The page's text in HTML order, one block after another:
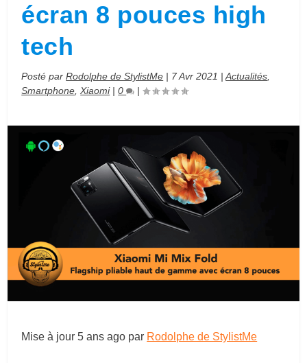
écran 8 pouces high
tech
Posté parRodolphe de StylistMe | 7 Avr 2021 |Actualités
Smartphone Xiaomi|0 |
Mise à jour5 ans ago par Rodolphe de StylistMe